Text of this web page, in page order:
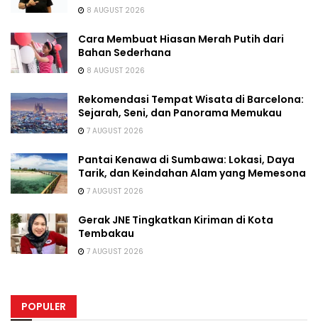
8 AUGUST 2026
Cara Membuat Hiasan Merah Putih dari
Bahan Sederhana
8 AUGUST 2026
Rekomendasi Tempat Wisata di Barcelona:
Sejarah, Seni, dan Panorama Memukau
7 AUGUST 2026
Pantai Kenawa di Sumbawa: Lokasi, Daya
Tarik, dan Keindahan Alam yang Memesona
7 AUGUST 2026
Gerak JNE Tingkatkan Kiriman di Kota
Tembakau
7 AUGUST 2026
POPULER